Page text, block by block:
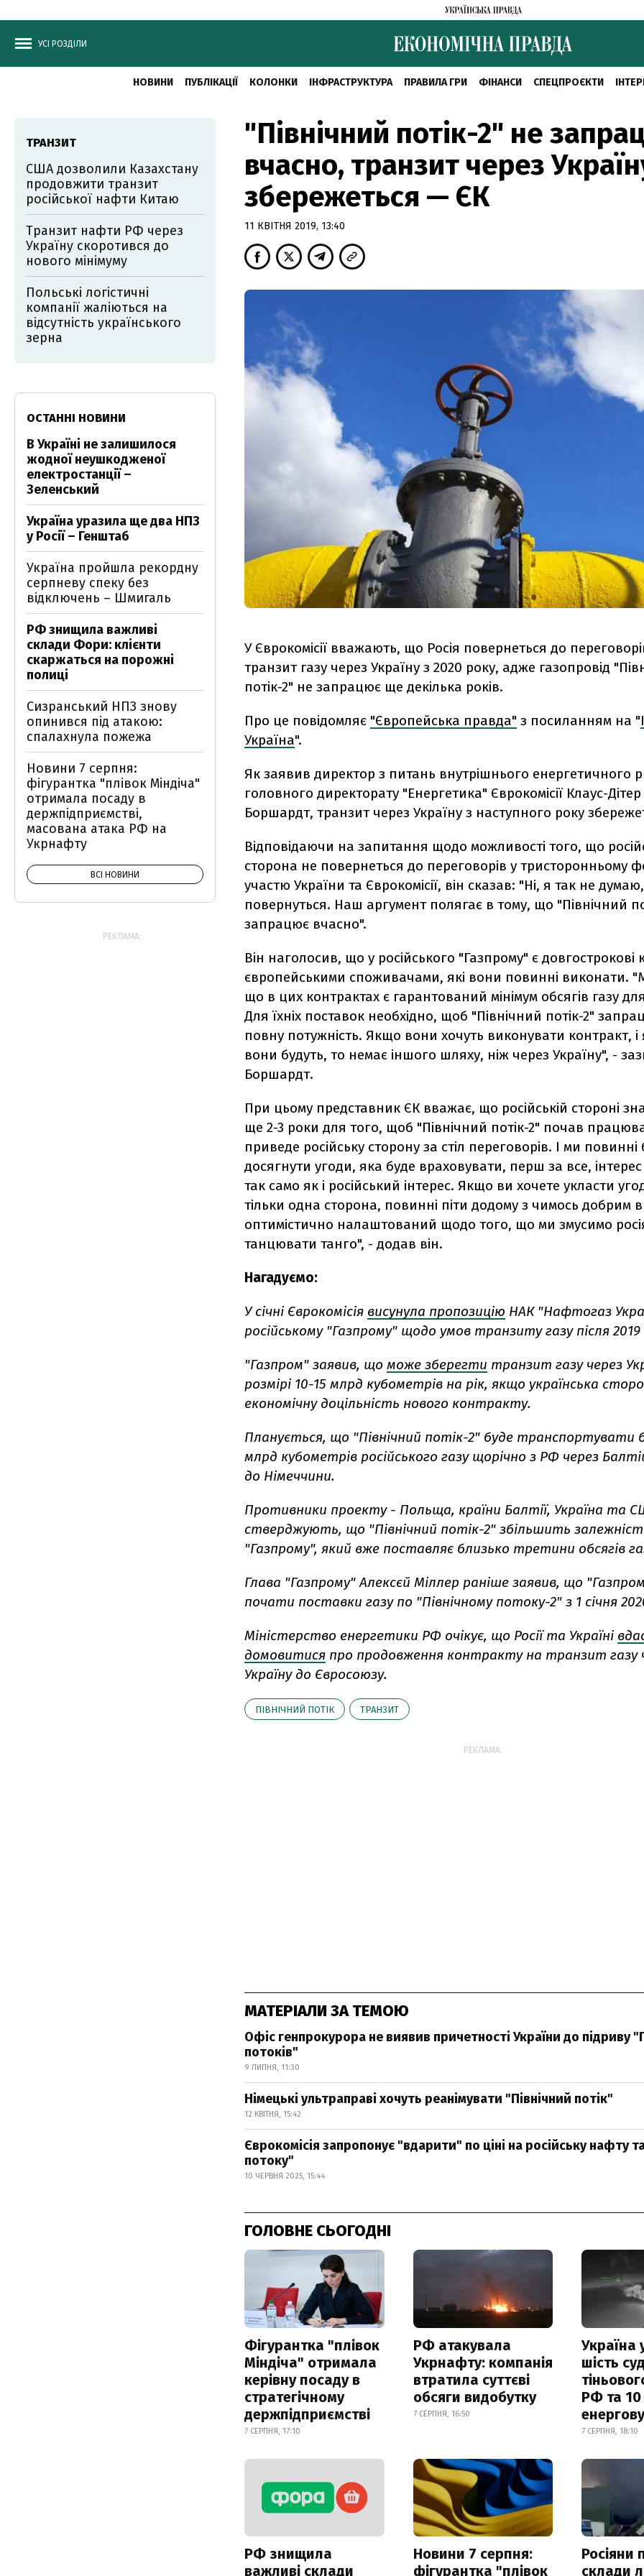
УСІ РОЗДІЛИ
НОВИНИ ПУБЛІКАЦІЇ КОЛОНКИ ІНФРАСТРУКТУРА ПРАВИЛА ГРИ ФІНАНСИ СПЕЦПРОЄКТИ
"Північний потік-2" не
вчасно, транзит через
збережеться — ЄК
11 КВІТНЯ 2019, 13:40
У Єврокомісії вважають, що Росія повернеться до
транзит газу через Україну з 2020 року, адже газопровід
потік-2" не запрацює ще декілька років.
Про це повідомляє "Європейська правда" з посиланням на "
Україна".
Як заявив директор з питань внутрішнього енергетичного
головного директорату "Енергетика" Єврокомісії Клаус-Дітер
Боршардт, транзит через Україну з наступного року
Відповідаючи на запитання щодо можливості того, що
сторона не повернеться до переговорів у тристоронньому
участю України та Єврокомісії, він сказав: "Ні, я так не
повернуться. Наш аргумент полягає в тому, що "Північний
запрацює вчасно".
Він наголосив, що у російського "Газпрому" є довгострокові
європейськими споживачами, які вони повинні виконати.
що в цих контрактах є гарантований мінімум обсягів газу
Для їхніх поставок необхідно, щоб "Північний потік-2"
повну потужність. Якщо вони хочуть виконувати контракт,
вони будуть, то немає іншого шляху, ніж через Україну", -
Боршардт.
При цьому представник ЄК вважає, що російській стороні
ще 2-3 роки для того, щоб "Північний потік-2" почав
приведе російську сторону за стіл переговорів. І ми повинні
досягнути угоди, яка буде враховувати, перш за все,
так само як і російський інтерес. Якщо ви хочете укласти
тільки одна сторона, повинні піти додому з чимось добрим в
оптимістично налаштований щодо того, що ми змусимо
танцювати танго", - додав він.
Нагадуємо:
У січні Єврокомісія висунула пропозицію НАК "Нафтогаз
російському "Газпрому" щодо умов транзиту газу після 2019
"Газпром" заявив, що може зберегти транзит газу через
розмірі 10-15 млрд кубометрів на рік, якщо українська
економічну доцільність нового контракту.
Планується, що "Північний потік-2" буде транспортувати
млрд кубометрів російського газу щорічно з РФ через
до Німеччини.
Противники проекту - Польща, країни Балтії, Україна та
стверджують, що "Північний потік-2" збільшить
"Газпрому", який вже поставляє близько третини обсягів
Глава "Газпрому" Алексєй Міллер раніше заявив, що
почати поставки газу по "Північному потоку-2" з 1 січня
Міністерство енергетики РФ очікує, що Росії та Україні
домовитися про продовження контракту на транзит газу
Україну до Євросоюзу.
ПІВНІЧНИЙ ПОТІК ТРАНЗИТ
РЕКЛАМА:
МАТЕРІАЛИ ЗА ТЕМОЮ
Офіс генпрокурора не виявив причетності України до підриву
потоків"
9 ЛИПНЯ, 11:30
Німецькі ультраправі хочуть реанімувати "Північний потік"
12 КВІТНЯ, 15:42
Єврокомісія запропонує "вдарити" по ціні на російську нафту
потоку"
10 ЧЕРВНЯ 2025, 15:44
ГОЛОВНЕ СЬОГОДНІ
Фігурантка "плівок
Міндіча" отримала
керівну посаду в
стратегічному
держпідприємстві
7 СЕРПНЯ, 17:10
РФ атакувала
Укрнафту: компанія
втратила суттєві
обсяги видобутку
7 СЕРПНЯ, 16:50
Україна
шість
РФ та 10
7 СЕРПНЯ, 18:10
РФ знищила
важливі склади
Новини 7 серпня:
фігурантка "плівок
Росіяни
склади
ТРАНЗИТ
США дозволили Казахстану
продовжити транзит
російської нафти Китаю
Транзит нафти РФ через
Україну скоротився до
нового мінімуму
Польські логістичні
компанії жаліються на
відсутність українського
зерна
ОСТАННІ НОВИНИ
В Україні не залишилося
жодної неушкодженої
електростанції –
Зеленський
Україна уразила ще два НПЗ
у Росії – Генштаб
Україна пройшла рекордну
серпневу спеку без
відключень – Шмигаль
РФ знищила важливі
склади Фори: клієнти
скаржаться на порожні
полиці
Сизранський НПЗ знову
опинився під атакою:
спалахнула пожежа
Новини 7 серпня:
фігурантка "плівок Міндіча"
отримала посаду в
держпідприємстві,
масована атака РФ на
Укрнафту
ВСІ НОВИНИ
РЕКЛАМА: